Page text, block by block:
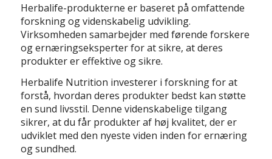
Herbalife-produkterne er baseret på omfattende
forskning og videnskabelig udvikling.
Virksomheden samarbejder med førende forskere
og ernæringseksperter for at sikre, at deres
produkter er effektive og sikre.
Herbalife Nutrition investerer i forskning for at
forstå, hvordan deres produkter bedst kan støtte
en sund livsstil. Denne videnskabelige tilgang
sikrer, at du får produkter af høj kvalitet, der er
udviklet med den nyeste viden inden for ernæring
og sundhed.